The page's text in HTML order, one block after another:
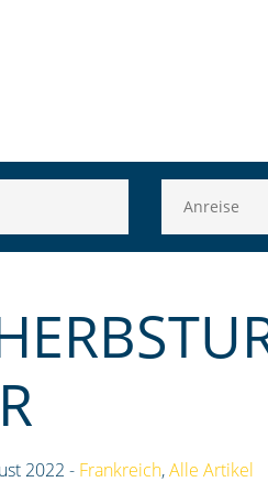
2022 - Frankreich,Alle Artikel